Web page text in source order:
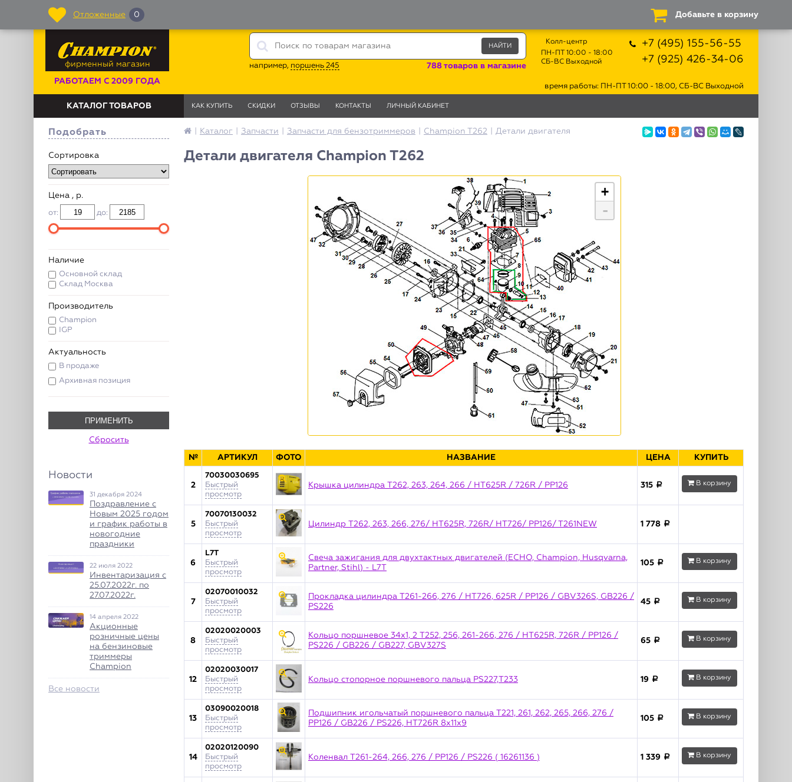
Каталог Запчасти Запчасти для бензотриммеров Champion T262 Детали двигателя
Детали двигателя Champion T262
№ АРТИКУЛ ФОТО НАЗВАНИЕ ЦЕНА КУПИТЬ
2
70030030695
Быстрый
просмотр
Крышка цилиндра T262, 263, 264, 266 / HT625R / 726R / PP126 315 a В корзину
5
70070130032
Быстрый
просмотр
Цилиндр T262, 263, 266, 276/ HT625R, 726R/ HT726/ PP126/ T261NEW 1 778 a
6
L7T
Быстрый
просмотр
Свеча зажигания для двухтактных двигателей (ECHO, Champion, Husqvarna,
Partner, Stihl) - L7T
105 a В корзину
7
02070010032
Быстрый
просмотр
Прокладка цилиндра T261-266, 276 / HT726, 625R / PP126 / GBV326S, GB226 /
PS226
45 a В корзину
8
02020020003
Быстрый
просмотр
Кольцо поршневое 34х1, 2 T252, 256, 261-266, 276 / HT625R, 726R / PP126 /
PS226 / GB226 / GB227, GBV327S
65 a В корзину
12
02020030017
Быстрый
просмотр
Кольцо стопорное поршневого пальца PS227,T233 19 a В корзину
13
03090020018
Быстрый
просмотр
Подшипник игольчатый поршневого пальца T221, 261, 262, 265, 266, 276 /
PP126 / GB226 / PS226, HT726R 8х11х9
105 a В корзину
14
02020120090
Быстрый
просмотр
Коленвал T261-264, 266, 276 / PP126 / PS226 ( 16261136 ) 1 339 a В корзину
Подобрать
Сортировка
Цена , р.
от: до:
Наличие
Основной склад
Склад Москва
Производитель
Champion
IGP
Актуальность
В продаже
Архивная позиция
ПРИМЕНИТЬ
Сбросить
Новости
31 декабря 2024
Поздравление с
Новым 2025 годом
и график работы в
новогодние
праздники
22 июля 2022
Инвентаризация с
25.07.2022г. по
27.07.2022г.
14 апреля 2022
Акционные
розничные цены
на бензиновые
триммеры
Champion
Все новости
фирменный магазин
РАБОТАЕМ С 2009 ГОДА
например, поршень 245 788 товаров в магазине
Колл-центр
ПН-ПТ 10:00 - 18:00
СБ-ВС Выходной
+7 (495) 155-56-55
+7 (925) 426-34-06
время работы: ПН-ПТ 10:00 - 18:00, СБ-ВС Выходной
КАТАЛОГ ТОВАРОВ КАК КУПИТЬ СКИДКИ ОТЗЫВЫ КОНТАКТЫ ЛИЧНЫЙ КАБИНЕТ
Отложенные 0 Добавьте в корзину
+
-